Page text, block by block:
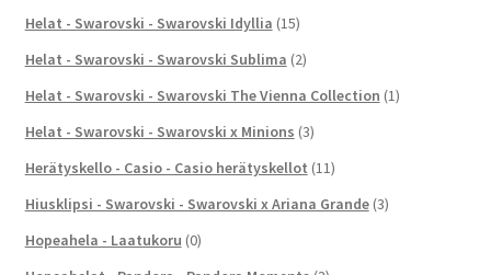
Helat - Swarovski - Swarovski Idyllia (15)
Helat - Swarovski - Swarovski Sublima (2)
Helat - Swarovski - Swarovski The Vienna Collection (1)
Helat - Swarovski - Swarovski x Minions (3)
Herätyskello - Casio - Casio herätyskellot (11)
Hiusklipsi - Swarovski - Swarovski x Ariana Grande (3)
Hopeahela - Laatukoru (0)